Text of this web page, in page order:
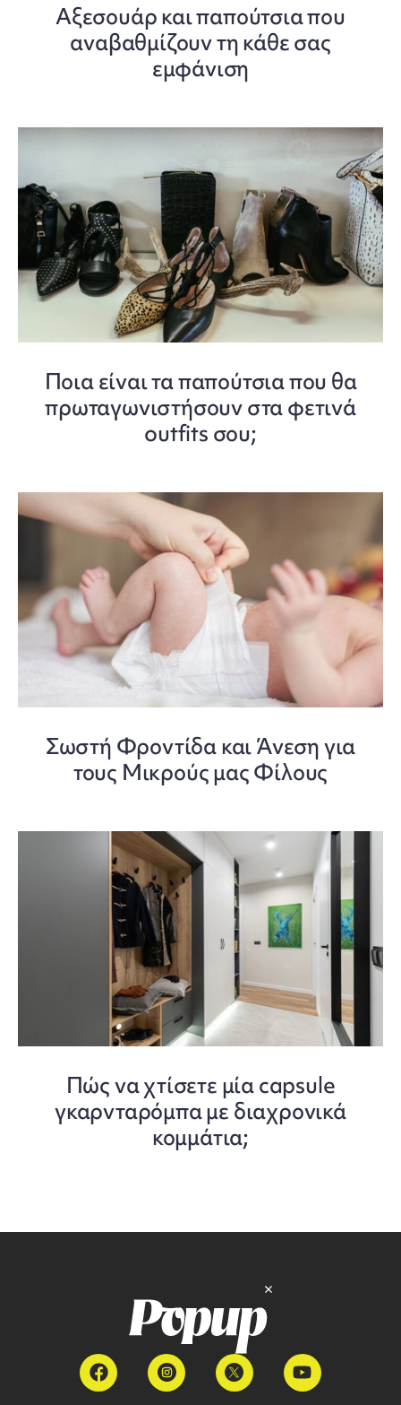
Αξεσουάρ και παπούτσια που
αναβαθμίζουν τη κάθε σας
εμφάνιση
Ποια είναι τα παπούτσια που θα
πρωταγωνιστήσουν στα φετινά
outfits σου;
Σωστή Φροντίδα και Άνεση για
τους Μικρούς μας Φίλους
Πώς να χτίσετε μία capsule
γκαρνταρόμπα με διαχρονικά
κομμάτια;